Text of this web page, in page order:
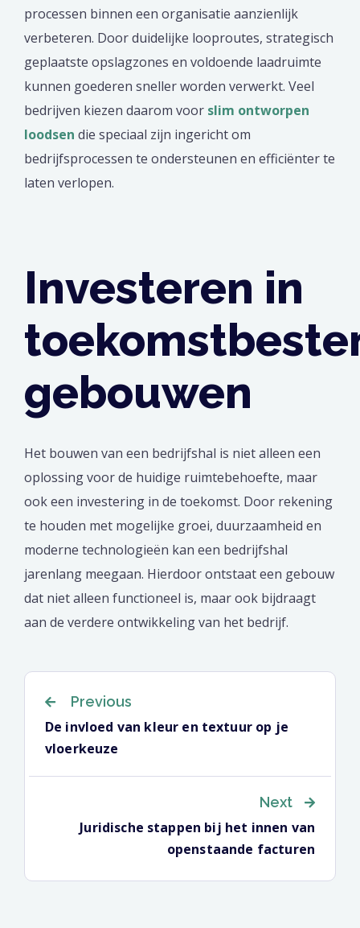
processen binnen een organisatie aanzienlijk
verbeteren. Door duidelijke looproutes, strategisch
geplaatste opslagzones en voldoende laadruimte
kunnen goederen sneller worden verwerkt. Veel
bedrijven kiezen daarom voor slim ontworpen
loodsen die speciaal zijn ingericht om
bedrijfsprocessen te ondersteunen en efficiënter te
laten verlopen.
Investeren in
gebouwen
Het bouwen van een bedrijfshal is niet alleen een
oplossing voor de huidige ruimtebehoefte, maar
ook een investering in de toekomst. Door rekening
te houden met mogelijke groei, duurzaamheid en
moderne technologieën kan een bedrijfshal
jarenlang meegaan. Hierdoor ontstaat een gebouw
dat niet alleen functioneel is, maar ook bijdraagt
aan de verdere ontwikkeling van het bedrijf.
Previous
De invloed van kleur en textuur op je
vloerkeuze
Next
Juridische stappen bij het innen van
openstaande facturen